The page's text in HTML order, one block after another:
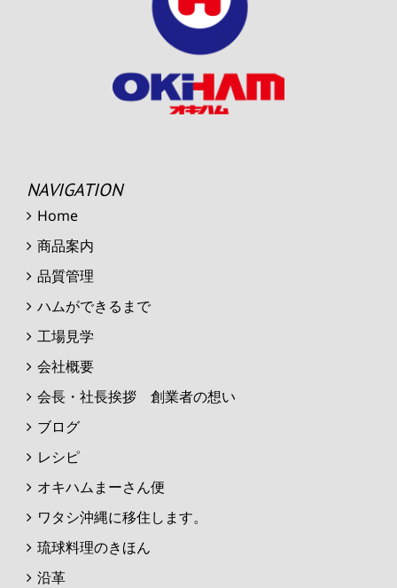
NAVIGATION
Home
商品案内
品質管理
ハムができるまで
工場見学
会社概要
会長・社長挨拶 創業者の想い
ブログ
レシピ
オキハムまーさん便
ワタシ沖縄に移住します。
琉球料理のきほん
沿革